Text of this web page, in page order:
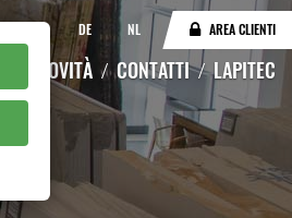
EN DE NL AREA CLIENTI
NOVITÀ CONTATTI LAPITEC